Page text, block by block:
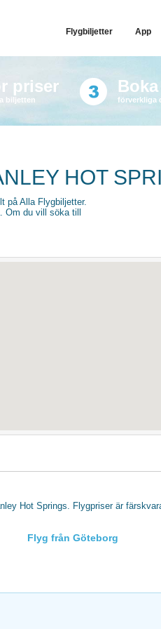
Flygbiljetter App
priser
biljetten förverkliga
HOT
på Alla Flygbiljetter.
du vill söka till
Hot Springs. Flygpriser är
Flyg från Göteborg